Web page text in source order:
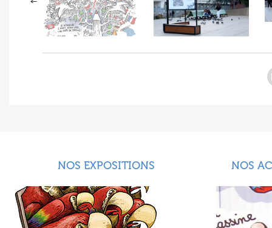
NOS EXPOSITIONS NOS